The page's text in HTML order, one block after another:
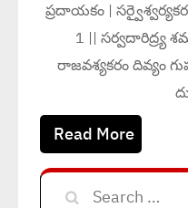
ప్రదాయకం |
1 || సర్వదారిద్ర్య
రాజవశ్యకరం దివ్యం
Read More
Search